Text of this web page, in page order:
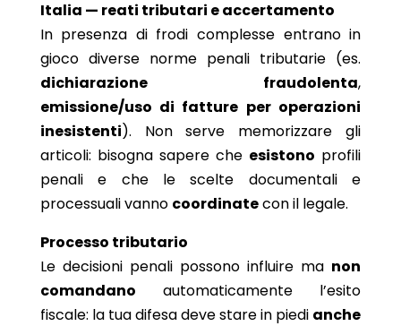
Italia — reati tributari e accertamento
In presenza di frodi complesse entrano in
gioco diverse norme penali tributarie (es.
dichiarazione fraudolenta,
emissione/uso di fatture per operazioni
inesistenti). Non serve memorizzare gli
articoli: bisogna sapere che esistono profili
penali e che le scelte documentali e
processuali vanno coordinatecon il legale.
Processo tributario
Le decisioni penali possono influire ma non
comandano automaticamente l’esito
fiscale: la tua difesa deve stare in piedi anche